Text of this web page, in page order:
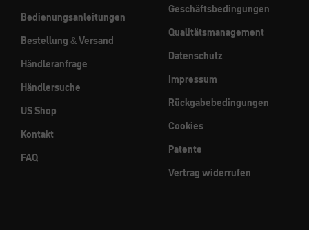
Bedienungsanleitungen
Bestellung & Versand
Händleranfrage
Händlersuche
US Shop
Kontakt
FAQ
Geschäftsbedingungen
Qualitätsmanagement
Datenschutz
Impressum
Rückgabebedingungen
Cookies
Patente
Vertrag widerrufen